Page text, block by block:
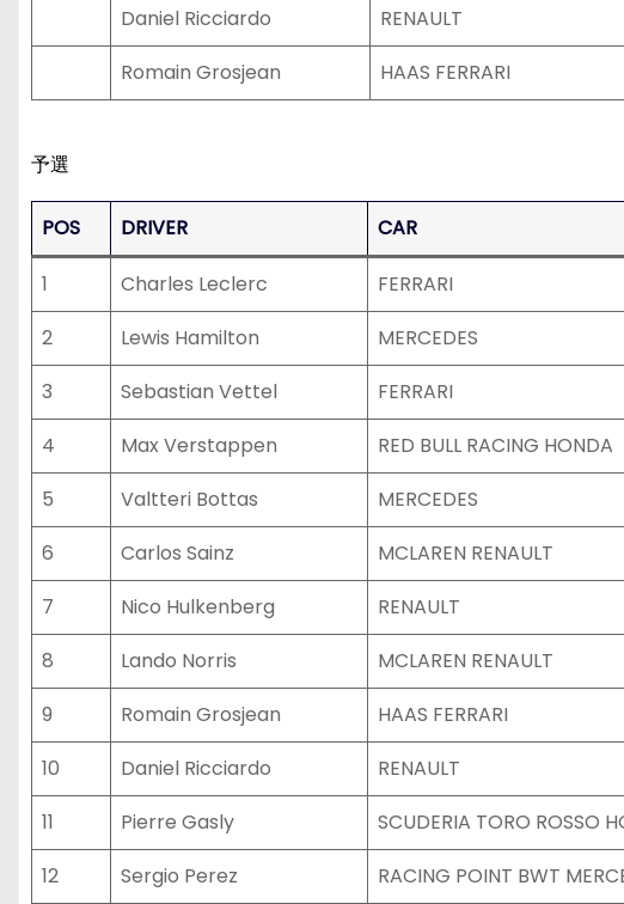
Daniel Ricciardo
RENAULT
Romain Grosjean
HAAS FERRARI
予選
POS DRIVER CAR
1 Charles Leclerc FERRARI
2
Lewis Hamilton MERCEDES
3
Sebastian Vettel FERRARI
4
Max Verstappen RED BULL RACING HONDA
5
Valtteri Bottas MERCEDES
6
Carlos Sainz MCLAREN RENAULT
7
Nico Hulkenberg RENAULT
8
Lando Norris MCLAREN RENAULT
9
Romain Grosjean HAAS FERRARI
10
Daniel Ricciardo RENAULT
11
Pierre Gasly SCUDERIA TORO ROSSO
12
Sergio Perez RACING POINT BWT